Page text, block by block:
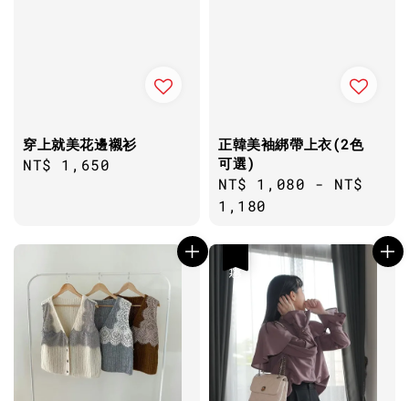
穿上就美花邊襯衫
Regular
NT$ 1,650
正韓美袖綁帶上衣(2色
可選)
Regular
price
NT$ 1,080 - NT$
1,180